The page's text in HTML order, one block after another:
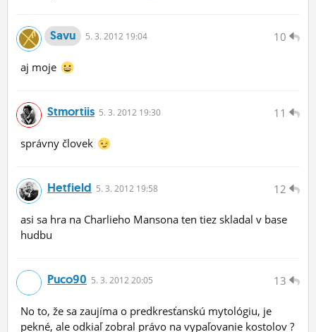
10
Savu 5. 3. 2012 19:04
aj moje
11
Stmortiis 5. 3. 2012 19:30
správny človek
12
Hetfield 5. 3. 2012 19:58
asi sa hra na Charlieho Mansona ten tiez skladal v base
hudbu
13
Puco90 5. 3. 2012 20:05
No to, že sa zaujíma o predkresťanskú mytológiu, je
pekné, ale odkiaľ zobral právo na vypaľovanie kostolov ?